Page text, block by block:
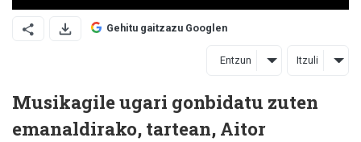
Gehitu gaitzazu Googlen
Entzun Itzuli
Musikagile ugari gonbidatu zuten
emanaldirako, tartean, Aitor